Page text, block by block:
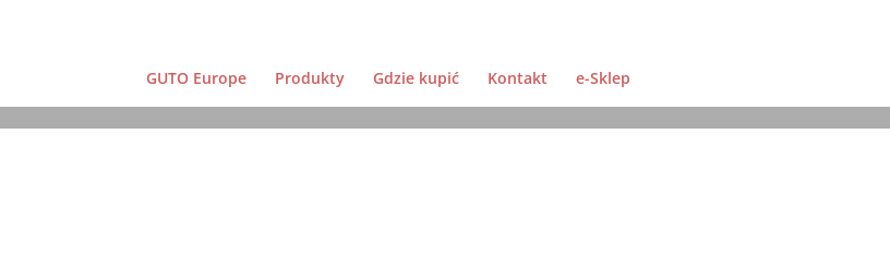
GUTO Europe Produkty Gdzie kupić Kontakt e-Sklep